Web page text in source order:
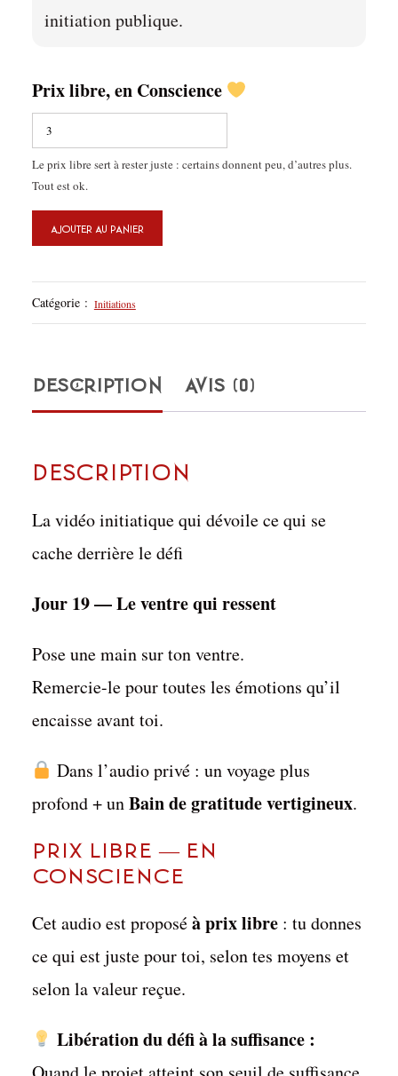
initiation publique.
Prix libre, en Conscience
Le prix libre sert à rester juste : certains donnent peu, d’autres plus.
Tout est ok.
quantité
privée
Jour
Le
ventre
qui
AJOUTER AU PANIER
Catégorie : Initiations
DESCRIPTION AVIS (0)
Description
La vidéo initiatique qui dévoile ce qui se
cache derrière le défi
Jour 19 — Le ventre qui ressent
Pose une main sur ton ventre.
Remercie-le pour toutes les émotions qu’il
encaisse avant toi.
Dans l’audio privé : un voyage plus
profond + unBain de gratitude vertigineux.
Prix libre — en
conscience
Cet audio est proposéà prix libre: tu donnes
ce qui est juste pour toi, selon tes moyens et
selon la valeur reçue.
Libération du défi à la suffisance :